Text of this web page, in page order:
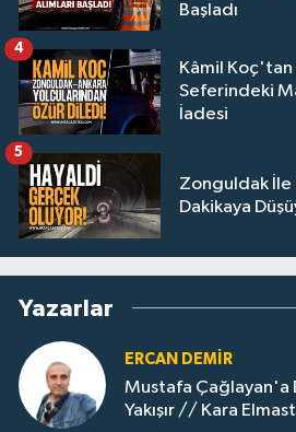
Başladı
Kâmil
Seferindeki
İadesi
4
Zonguldak İle
Dakikaya
5
Yazarlar
ERCAN DEMIR
Mustafa Çağlayan'a
Yakışır // ​Kara